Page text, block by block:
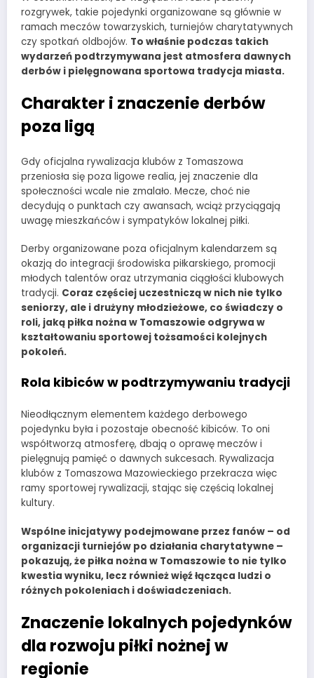
rozgrywek, takie pojedynki organizowane są głównie w
ramach meczów towarzyskich, turniejów charytatywnych
czy spotkań oldbojów. To właśnie podczas takich
wydarzeń podtrzymywana jest atmosfera dawnych
derbów i pielęgnowana sportowa tradycja miasta.
Charakter i znaczenie derbów
poza ligą
Gdy oficjalna rywalizacja klubów z Tomaszowa
przeniosła się poza ligowe realia, jej znaczenie dla
społeczności wcale nie zmalało. Mecze, choć nie
decydują o punktach czy awansach, wciąż przyciągają
uwagę mieszkańców i sympatyków lokalnej piłki.
Derby organizowane poza oficjalnym kalendarzem są
okazją do integracji środowiska piłkarskiego, promocji
młodych talentów oraz utrzymania ciągłości klubowych
tradycji. Coraz częściej uczestniczą w nich nie tylko
seniorzy, ale i drużyny młodzieżowe, co świadczy o
roli, jaką piłka nożna w Tomaszowie odgrywa w
kształtowaniu sportowej tożsamości kolejnych
pokoleń.
Rola kibiców w podtrzymywaniu tradycji
Nieodłącznym elementem każdego derbowego
pojedynku była i pozostaje obecność kibiców. To oni
współtworzą atmosferę, dbają o oprawę meczów i
pielęgnują pamięć o dawnych sukcesach. Rywalizacja
klubów z Tomaszowa Mazowieckiego przekracza więc
ramy sportowej rywalizacji, stając się częścią lokalnej
kultury.
Wspólne inicjatywy podejmowane przez fanów – od
organizacji turniejów po działania charytatywne –
pokazują, że piłka nożna w Tomaszowie to nie tylko
kwestia wyniku, lecz również więź łącząca ludzi o
różnych pokoleniach i doświadczeniach.
Znaczenie lokalnych pojedynków
dla rozwoju piłki nożnej w
regionie